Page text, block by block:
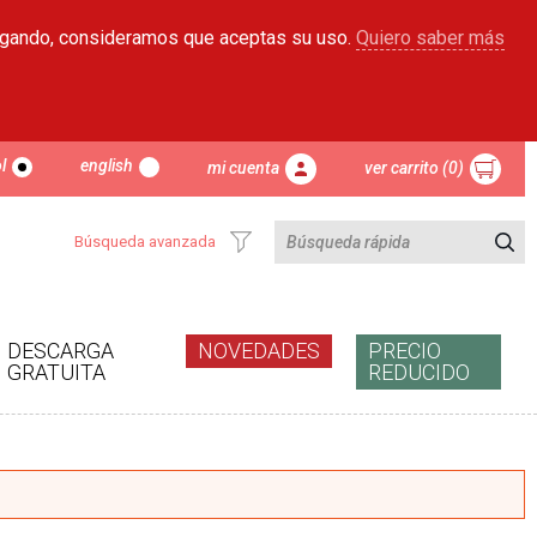
consideramos que aceptas su uso. Quiero saber más
english mi cuenta ver carrito (0)
Búsqueda avanzada
DESCARGA
GRATUITA
NOVEDADES
PRECIO
REDUCIDO